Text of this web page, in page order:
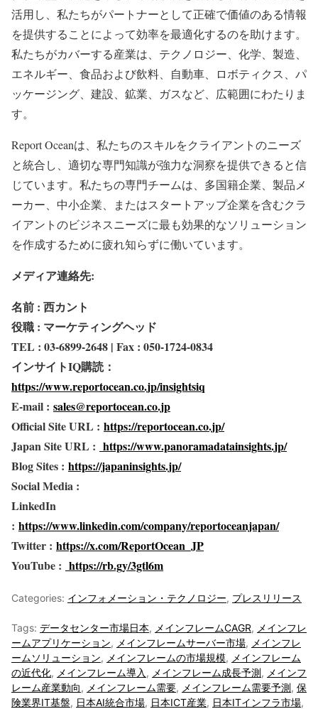
活用し、私たちがパートナーとして正確で価値のある情報
を提供することによって効率を最適化するのを助けます。
私たちがカバーする産業は、テクノロジー、化学、製造、
エネルギー、食品および飲料、自動車、ロボティクス、パ
ッケージング、建設、鉱業、ガスなど、広範囲にわたりま
す。
Report Oceanは、私たちのスキルをクライアントのニーズ
と統合し、適切な専門知識が強力な洞察を提供できると信
じています。私たちの専門チームは、多国籍企業、製品メ
ーカー、中小企業、またはスタートアップ企業を含むクラ
イアントのビジネスニーズに最も効果的なソリューション
を作成するために疲れ知らずに働いています。
メディア連絡先:
名前 : 西カント
役職 : マーケティングヘッド
TEL : 03-6899-2648 | Fax : 050-1724-0834
インサイトIQ購読：
https://www.reportocean.co.jp/insightsiq
E-mail : sales@reportocean.co.jp
Official Site URL : https://reportocean.co.jp/
Japan Site URL : https://www.panoramadatainsights.jp/
Blog Sites : https://japaninsights.jp/
Social Media :
LinkedIn
: https://www.linkedin.com/company/reportoceanjapan/
Twitter : https://x.com/ReportOcean_JP
YouTube : https://rb.gy/3gtl6m
Categories: インフォメーション・テクノロジー, プレスリリース
Tags: データセンター市場日本, メインフレームCAGR, メインフレ
ームアプリケーション, メインフレームサーバー市場, メインフレ
ームソリューション, メインフレームの市場規模, メインフレーム
の近代化, メインフレーム導入 , メインフレーム成長予測, メインフ
レーム産業動向, メインフレーム需要, メインフレーム需要予測, 保
険業界IT基盤, 日本AI統合市場, 日本ICT産業, 日本ITインフラ市場,